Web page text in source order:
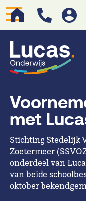
met
Stichting Stedelijk
Zoetermeer
onderdeel van
van beide
oktober